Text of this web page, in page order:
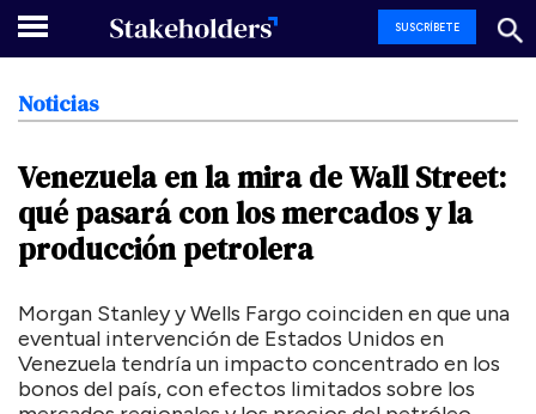
SUSCRÍBETE
Noticias
Venezuela enlamira deWall Street:
qué pasará conlosmercadosyla
producción petrolera
Morgan Stanley y Wells Fargo coinciden en que una
eventual intervención de Estados Unidos en
Venezuela tendría un impacto concentrado en los
bonos del país, con efectos limitados sobre los